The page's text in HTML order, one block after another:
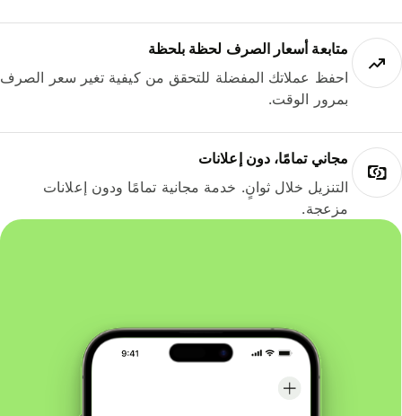
متابعة أسعار الصرف لحظة بلحظة
احفظ عملاتك المفضلة للتحقق من كيفية تغير سعر الصرف
بمرور الوقت.
مجاني تمامًا، دون إعلانات
التنزيل خلال ثوانٍ. خدمة مجانية تمامًا ودون إعلانات
مزعجة.